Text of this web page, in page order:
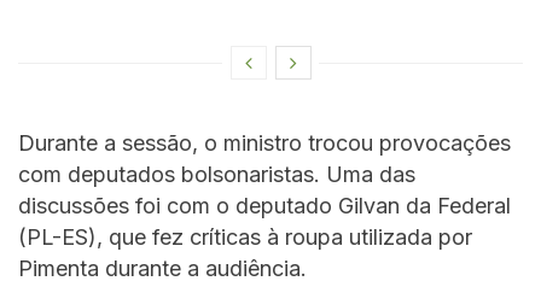
Durante a sessão, o ministro trocou provocações
com deputados bolsonaristas. Uma das
discussões foi com o deputado Gilvan da Federal
(PL-ES), que fez críticas à roupa utilizada por
Pimenta durante a audiência.